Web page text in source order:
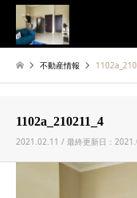
不動産情報
1102a_210211_4
2021.02.11 / 最終更新日：